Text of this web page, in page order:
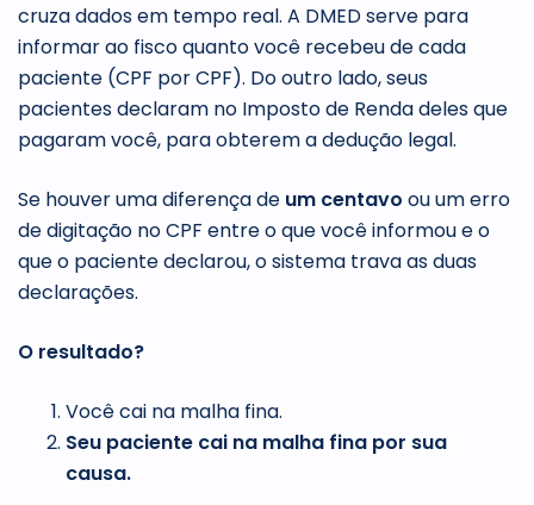
cruza dados em tempo real. A DMED serve para
informar ao fisco quanto você recebeu de cada
paciente (CPF por CPF). Do outro lado, seus
pacientes declaram no Imposto de Renda deles que
pagaram você, para obterem a dedução legal.
Se houver uma diferença de um centavo ou um erro
de digitação no CPF entre o que você informou e o
que o paciente declarou, o sistema trava as duas
declarações.
O resultado?
Você cai na malha fina.
Seu paciente cai na malha fina por sua
causa.